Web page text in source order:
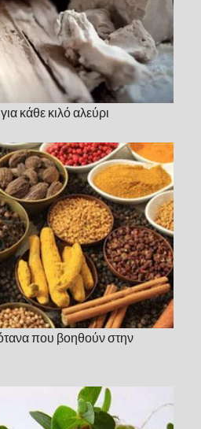
κάθε κιλό αλεύρι
που βοηθούν στην